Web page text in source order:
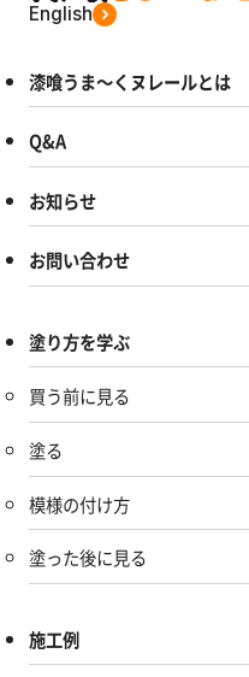
English
漆喰うま～くヌレールとは
Q&A
お知らせ
お問い合わせ
塗り方を学ぶ
買う前に見る
塗る
模様の付け方
塗った後に見る
施工例